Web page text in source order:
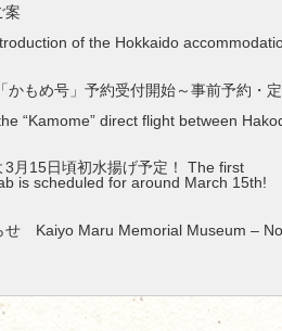
案
of the Hokkaido
もめ号」予約受付開始～事前予約・
“Kamome” direct flight between
月15日頃初水揚げ予定！ The first
is scheduled for around March 15th!
せ Kaiyo Maru Memorial Museum –